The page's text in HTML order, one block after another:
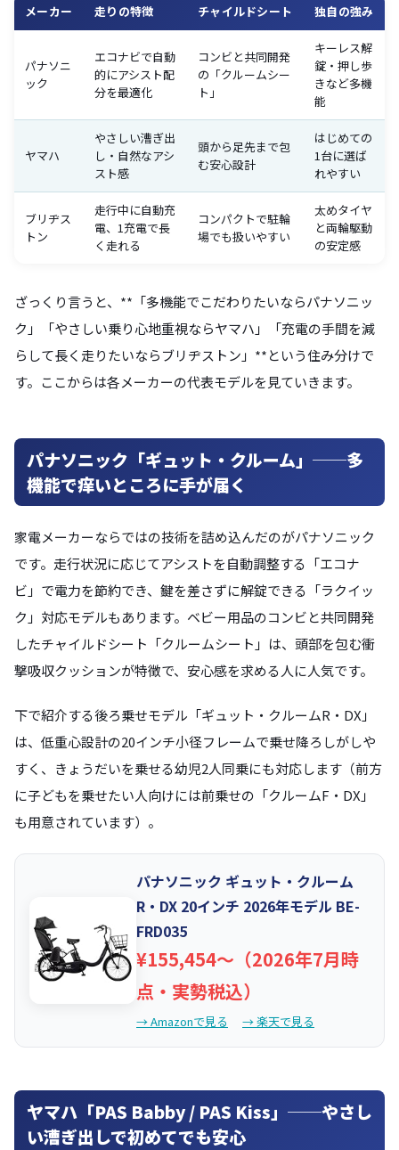
メーカー 走りの特徴 チャイルドシート 独自の強み
パナソニ
ック
エコナビで自動
的にアシスト配
分を最適化
コンビと共同開発
の「クルームシー
ト」
キーレス解
錠・押し歩
きなど多機
能
ヤマハ
やさしい漕ぎ出
し・自然なアシ
スト感
頭から足先まで包
む安心設計
はじめての
1台に選ば
れやすい
ブリヂス
トン
走行中に自動充
電、1充電で長
く走れる
コンパクトで駐輪
場でも扱いやすい
太めタイヤ
と両輪駆動
の安定感
ざっくり言うと、**「多機能でこだわりたいならパナソニッ
ク」「やさしい乗り心地重視ならヤマハ」「充電の手間を減
らして長く走りたいならブリヂストン」**という住み分けで
す。ここからは各メーカーの代表モデルを見ていきます。
パナソニック「ギュット・クルーム」──多
機能で痒いところに手が届く
家電メーカーならではの技術を詰め込んだのがパナソニック
です。走行状況に応じてアシストを自動調整する「エコナ
ビ」で電力を節約でき、鍵を差さずに解錠できる「ラクイッ
ク」対応モデルもあります。ベビー用品のコンビと共同開発
したチャイルドシート「クルームシート」は、頭部を包む衝
撃吸収クッションが特徴で、安心感を求める人に人気です。
下で紹介する後ろ乗せモデル「ギュット・クルームR・DX」
は、低重心設計の20インチ小径フレームで乗せ降ろしがしや
すく、きょうだいを乗せる幼児2人同乗にも対応します（前方
に子どもを乗せたい人向けには前乗せの「クルームF・DX」
も用意されています）。
パナソニック ギュット・クルーム
R・DX 20インチ 2026年モデル BE-
FRD035
¥155,454〜（2026年7月時
点・実勢税込）
→ Amazonで見る → 楽天で見る
ヤマハ「PAS Babby / PAS Kiss」──やさし
い漕ぎ出しで初めてでも安心